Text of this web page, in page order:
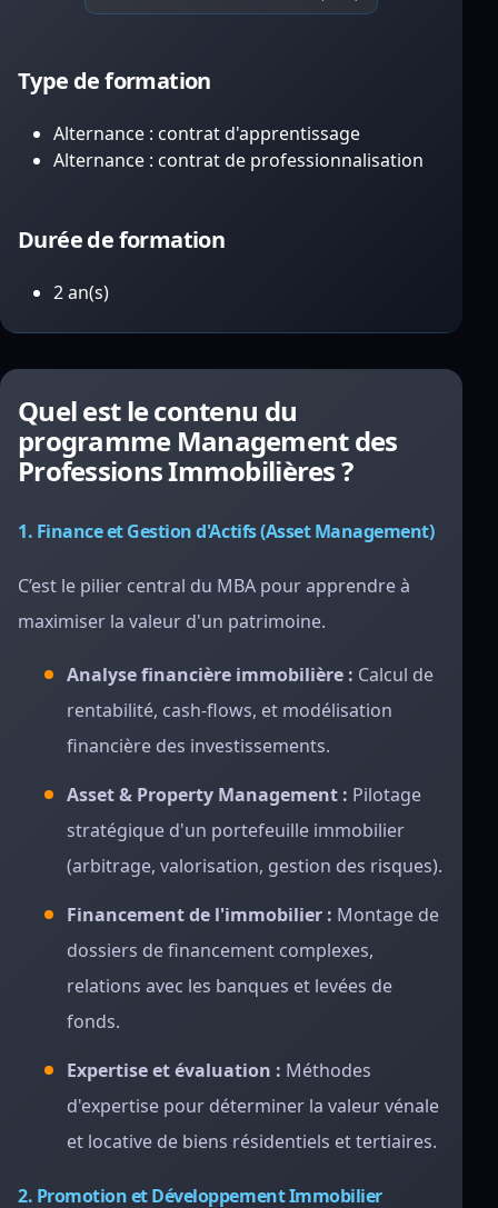
Type de formation
Alternance : contrat d'apprentissage
Alternance : contrat de professionnalisation
Durée de formation
2 an(s)
Quel est le contenu du
programme Management des
Professions Immobilières ?
1. Finance et Gestion d'Actifs (Asset Management)
C’est le pilier central du MBA pour apprendre à
maximiser la valeur d'un patrimoine.
Analyse financière immobilière : Calcul de
rentabilité, cash-flows, et modélisation
financière des investissements.
Asset & Property Management : Pilotage
stratégique d'un portefeuille immobilier
(arbitrage, valorisation, gestion des risques).
Financement de l'immobilier : Montage de
dossiers de financement complexes,
relations avec les banques et levées de
fonds.
Expertise et évaluation : Méthodes
d'expertise pour déterminer la valeur vénale
et locative de biens résidentiels et tertiaires.
2. Promotion et Développement Immobilier